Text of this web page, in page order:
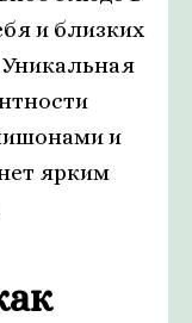
и близких
и
ярким